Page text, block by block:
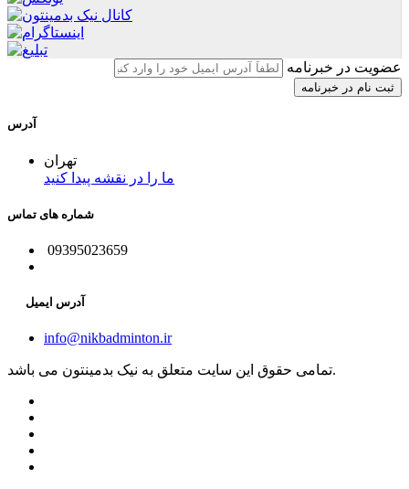
عضویت در خبرنامه
آدرس
تهران
ما را در نقشه پیدا کنید
شماره های تماس
09395023659
آدرس ایمیل
info@nikbadminton.ir
تمامی حقوق این سایت متعلق به نیک بدمینتون می باشد.